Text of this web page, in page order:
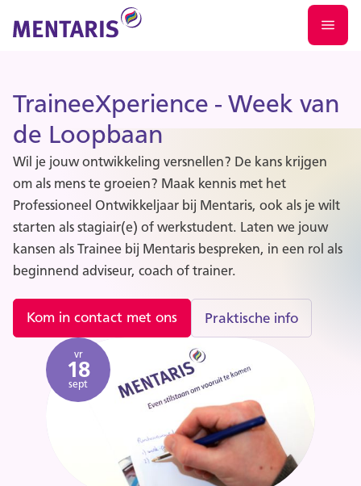
TraineeXperience - Week van
de Loopbaan
Wil je jouw ontwikkeling versnellen? De kans krijgen
om als mens te groeien? Maak kennis met het
Professioneel Ontwikkeljaar bij Mentaris, ook als je wilt
starten als stagiair(e) of werkstudent. Laten we jouw
kansen als Trainee bij Mentaris bespreken, in een rol als
beginnend adviseur, coach of trainer.
Kom in contact met ons Praktische info
vr
18
sept